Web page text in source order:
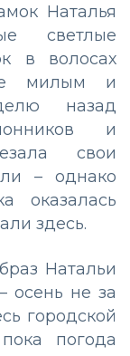
Наталья
светлые
в волосах
милым и
назад
и
свои
– однако
оказалась
здесь.
Натальи
осень не за
городской
погода